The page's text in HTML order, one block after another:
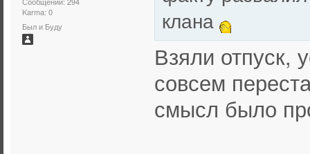
Karma: 0
Был и Буду
клана
Взяли отпуск,
совсем
смысл было